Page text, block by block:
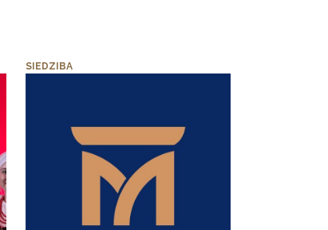
SIEDZIBA